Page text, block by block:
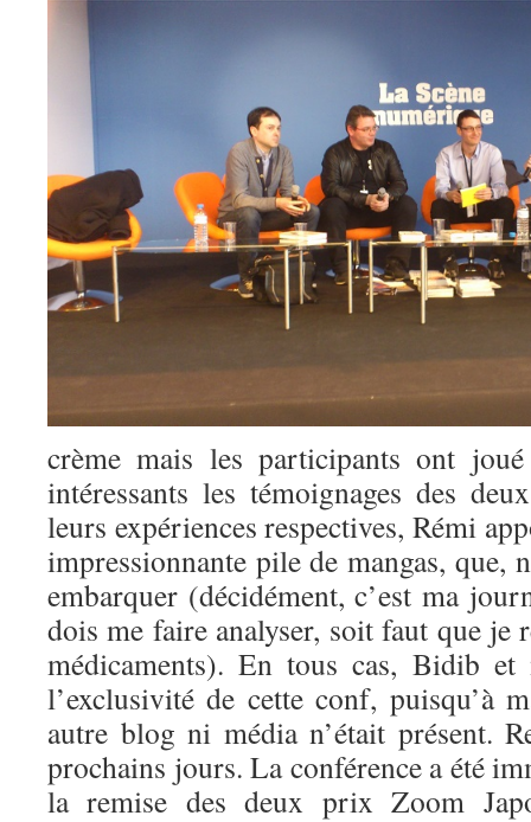
crème mais les participants ont
intéressants les témoignages des
leurs expériences respectives, Rémi
impressionnante pile de mangas, que,
embarquer (décidément, c’est ma
dois me faire analyser, soit faut que je
médicaments). En tous cas, Bidib et
l’exclusivité de cette conf, puisqu’à
autre blog ni média n’était présent.
prochains jours. La conférence a été
la remise des deux prixZoom